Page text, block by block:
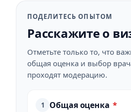
ПОДЕЛИТЕСЬ ОПЫТОМ
Расскажите о
Отметьте только то, что
общая оценка и выбор
проходят модерацию.
1 Общая оценка *